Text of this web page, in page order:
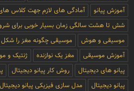
آموزش پیانو
آمادگی های لازم جهت کلاس های
شش تا هشت سالگی زمان بسیار خوبی برای
موسیقی و هوش
موسیقی چگونه مغز را
آموزش موسیقی
مغز یک نوازنده ژنتیک و
پیانو های دیجیتال
روش کار پیانو دیجیتال
پیانو دیجیتال
مدل سازی فیزیکی پیانو دیجیتال